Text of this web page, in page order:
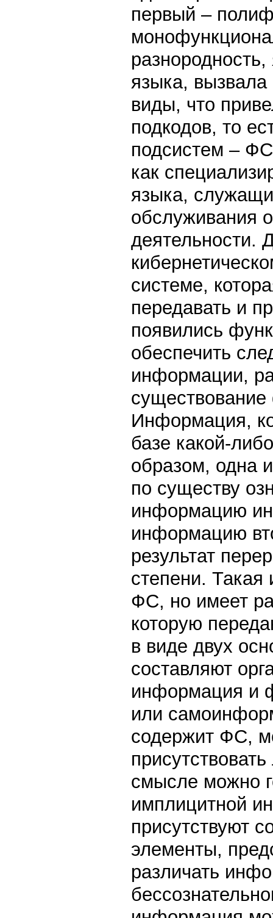
первый –
языка, вызвала
виды, что
подкодов, то
подсистем –
как
языка,
обслуживания
деятельности.
системе,
передавать и
появились
обеспечить
информации,
Информация,
базе какой-
образом, одна
по существу
информацию
информацию
результат
степени.
ФС, но имеет
которую
в виде двух
составляют
информация и
или
содержит ФС,
смысле можно
имплицитной
присутствуют
элементы,
различать